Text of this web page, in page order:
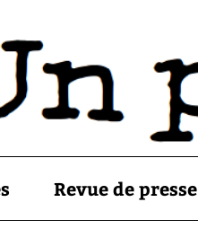
Revue de presse